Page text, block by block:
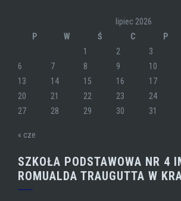
lipiec 2026
P
W Ś C P
1
2 3
6
7 8 9 10
13
14 15 16 17
20
21 22 23 24
27
28 29 30 31
« cze
SZKOŁA PODSTAWOWA NR 4
ROMUALDA TRAUGUTTA W